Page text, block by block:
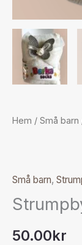
Hem / Små barn
Små barn,
50.00kr